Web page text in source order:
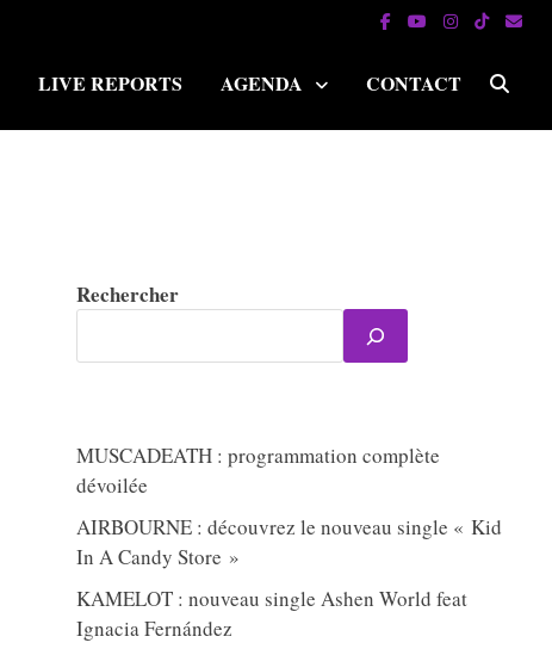
LIVE REPORTS AGENDA CONTACT
Rechercher
MUSCADEATH : programmation complète
dévoilée
AIRBOURNE : découvrez le nouveau single « Kid
In A Candy Store »
KAMELOT : nouveau single Ashen World feat
Ignacia Fernández